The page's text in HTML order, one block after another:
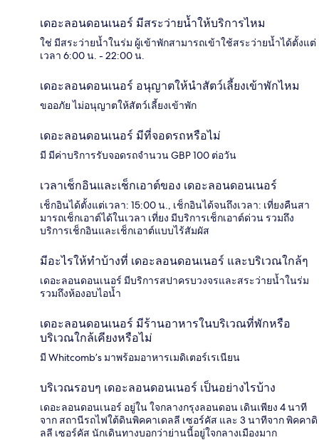
เดอะลอนดอนเนอร์ มีสระว่ายน้ำให้บริการไหม
ใช่ มีสระว่ายน้ำในร่ม ผู้เข้าพักสามารถเข้าใช้สระว่ายน้ำได้ตั้งแต่
เวลา 6:00 น. - 22:00 น.
เดอะลอนดอนเนอร์ อนุญาตให้นำสัตว์เลี้ยงเข้าพักไหม
ขออภัย ไม่อนุญาตให้สัตว์เลี้ยงเข้าพัก
เดอะลอนดอนเนอร์ มีที่จอดรถหรือไม่
มี มีค่าบริการรับจอดรถจำนวน GBP 100 ต่อวัน
เวลาเช็กอินและเช็กเอาต์ของ เดอะลอนดอนเนอร์
เช็กอินได้ตั้งแต่เวลา: 15:00 น., เช็กอินได้จนถึงเวลา: เที่ยงคืนสา
มารถเช็กเอาต์ได้ในเวลา เที่ยง มีบริการเช็กเอาต์ด่วน รวมถึง
บริการเช็กอินและเช็กเอาต์แบบไร้สัมผัส
มีอะไรให้ทำบ้างที่ เดอะลอนดอนเนอร์ และบริเวณใกล้ๆ
เดอะลอนดอนเนอร์ มีบริการสปาครบวงจรและสระว่ายน้ำในร่ม
รวมถึงห้องอบไอน้ำ
เดอะลอนดอนเนอร์ มีร้านอาหารในบริเวณที่พักหรือ
บริเวณใกล้เคียงหรือไม่
มี Whitcomb’s มาพร้อมอาหารเมดิเตอร์เรเนียน
บริเวณรอบๆ เดอะลอนดอนเนอร์ เป็นอย่างไรบ้าง
เดอะลอนดอนเนอร์ อยู่ใน ใจกลางกรุงลอนดอน เดินเพียง 4 นาที
จาก สถานีรถไฟใต้ดินพิคคาเดลลี เซอร์คัส และ 3 นาทีจาก พิคคาดิ
ลลี เซอร์คัส นักเดินทางบอกว่าย่านนี้อยู่ใจกลางเมืองมาก